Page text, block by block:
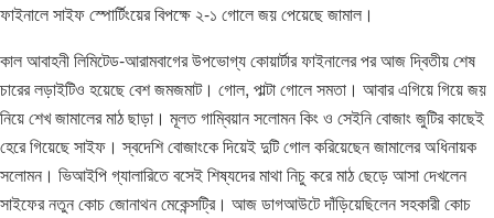
ফাইনালে সাইফ স্পোর্টিংয়ের বিপক্ষে ২-১ গোলে জয় পেয়েছে জামাল।
কাল আবাহনী লিমিটেড-আরামবাগের উপভোগ্য কোয়ার্টার ফাইনালের পর আজ দ্বিতীয় শেষ
চারের লড়াইটিও হয়েছে বেশ জমজমাট। গোল, পাল্টা গোলে সমতা। আবার এগিয়ে গিয়ে জয়
নিয়ে শেখ জামালের মাঠ ছাড়া। মূলত গাম্বিয়ান সলোমন কিং ও সেইনি বোজাং জুটির কাছেই
হেরে গিয়েছে সাইফ। স্বদেশি বোজাংকে দিয়েই দুটি গোল করিয়েছেন জামালের অধিনায়ক
সলোমন। ভিআইপি গ্যালারিতে বসেই শিষ্যদের মাথা নিচু করে মাঠ ছেড়ে আসা দেখলেন
সাইফের নতুন কোচ জোনাথন মেকেন্সট্রি। আজ ডাগআউটে দাঁড়িয়েছিলেন সহকারী কোচ